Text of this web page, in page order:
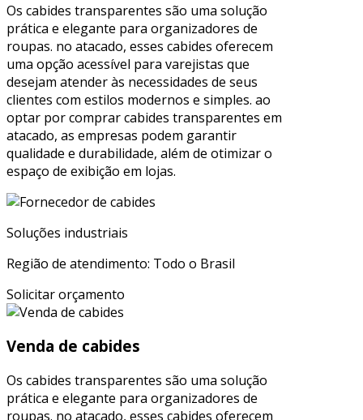
Os cabides transparentes são uma solução
prática e elegante para organizadores de
roupas. no atacado, esses cabides oferecem
uma opção acessível para varejistas que
desejam atender às necessidades de seus
clientes com estilos modernos e simples. ao
optar por comprar cabides transparentes em
atacado, as empresas podem garantir
qualidade e durabilidade, além de otimizar o
espaço de exibição em lojas.
Soluções industriais
Região de atendimento: Todo o Brasil
Solicitar orçamento
Venda de cabides
Os cabides transparentes são uma solução
prática e elegante para organizadores de
roupas. no atacado, esses cabides oferecem